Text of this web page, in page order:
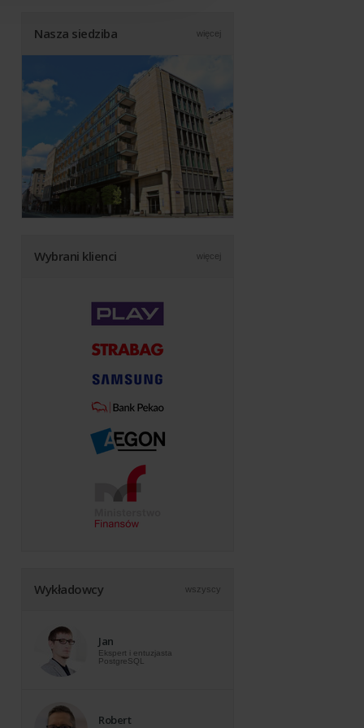
Nasza siedziba więcej
Wybrani klienci więcej
Wykładowcy wszyscy
Jan
Ekspert i entuzjasta
PostgreSQL
Robert